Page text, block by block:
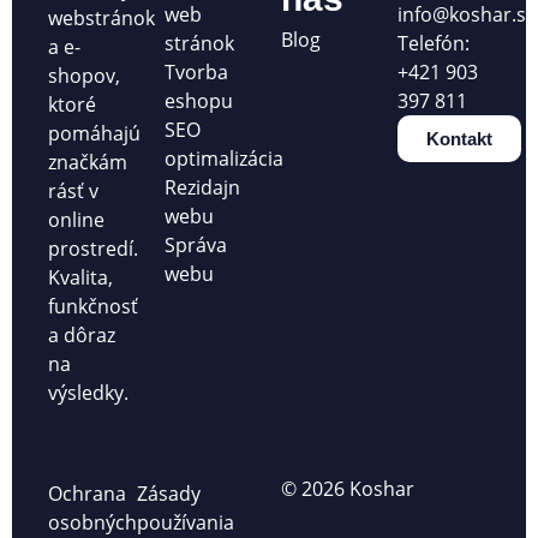
webstránok
a e-
shopov,
ktoré
pomáhajú
značkám
rásť v
online
prostredí.
Kvalita,
funkčnosť
a dôraz
na
výsledky.
web
stránok
Tvorba
eshopu
SEO
optimalizácia
Rezidajn
webu
Správa
webu
Blog
info@koshar.sk
Telefón:
+421 903
397 811
Kontakt
© 2026 Koshar
Ochrana
osobných
Zásady
používania